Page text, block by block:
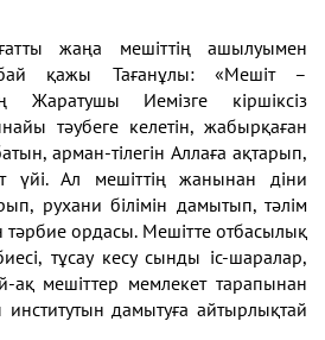
жаңа мешіттің ашылуымен
қажы Тағанұлы: «Мешіт –
Жаратушы Иемізге кіршіксіз
тәубеге келетін, жабырқаған
арман-тілегін Аллаға ақтарып,
үйі. Ал мешіттің жанынан діни
рухани білімін дамытып, тәлім
ордасы. Мешітте отбасылық
тұсау кесу сынды іс-шаралар,
ақ мешіттер мемлекет тарапынан
дамытуға айтырлықтай